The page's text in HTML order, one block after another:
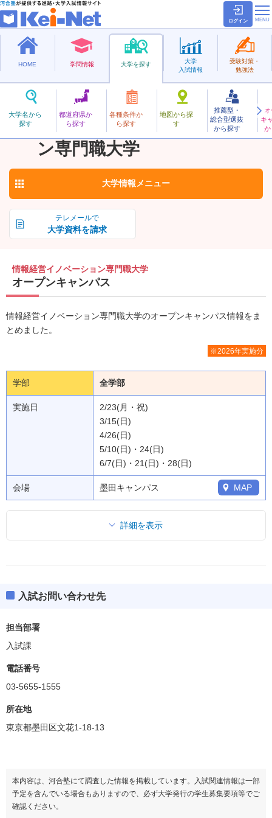
ログイン
HOME 学問情報 大学を探す
大学名から
探す
都道府県か
ら探す
各種条件か
ら探す
地図から探
す
推薦型・
総合型選抜
から探す
キ
か
大学
入試情報
受験対策・
勉強法
私立
じょうほうけいえいいのべーしょんせんもんしょく
情報経営イノベーショ
ン専門職大学
お気に入り
テレメールで
大学資料を請求
大学情報 メニュー
情報経営イノベーション専門職大学
オープンキャンパス
情報経営イノベーション専門職大学のオープンキャンパス情報をま
とめました。
※2026年実施分
学部 全学部
実施日
2/23(月・祝)
3/15(日)
4/26(日)
5/10(日)・24(日)
6/7(日)・21(日)・28(日)
会場 墨田キャンパス MAP
詳細を表示
入試お問い合わせ先
担当部署
入試課
電話番号
03-5655-1555
所在地
東京都墨田区文花1-18-13
本内容は、河合塾にて調査した情報を掲載しています。入試関連情報は一部
予定を含んでいる場合もありますので、必ず大学発行の学生募集要項等でご
確認ください。